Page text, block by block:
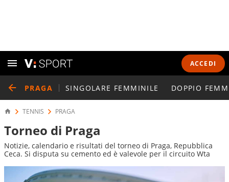
ACCEDI
PRAGA SINGOLARE FEMMINILE DOPPIO
TENNIS PRAGA
Torneo di Praga
Notizie, calendario e risultati del torneo di Praga, Repubblica
Ceca. Si disputa su cemento ed è valevole per il circuito Wta